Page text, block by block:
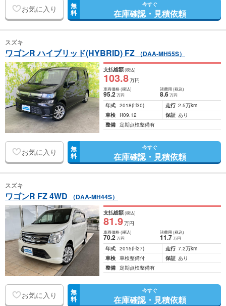
お気に入り 無
料
今すぐ
在庫確認・見積依頼
スズキ
ワゴンR ハイブリッド(HYBRID) FZ （DAA-MH55S）
支払総額(税込)
103.8万円
車両価格(税込)
95.2万円
諸費用 (税込)
8.6 万円
年式 2018(H30) 走行 2.5万km
車検
R09.12 保証 あり
整備 定期点検整備有
お気に入り 無
料
今すぐ
在庫確認・見積依頼
スズキ
ワゴンR FZ 4WD （DAA-MH44S）
支払総額(税込)
81.9万円
車両価格(税込)
70.2万円
諸費用 (税込)
11.7 万円
年式 2015(H27) 走行 7.2万km
車検 車検整備付 保証 あり
整備 定期点検整備有
お気に入り 無
料
今すぐ
在庫確認・見積依頼